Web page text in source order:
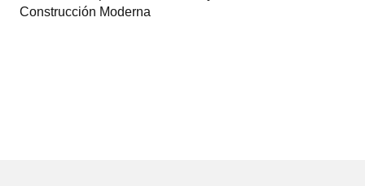
Construcción Moderna